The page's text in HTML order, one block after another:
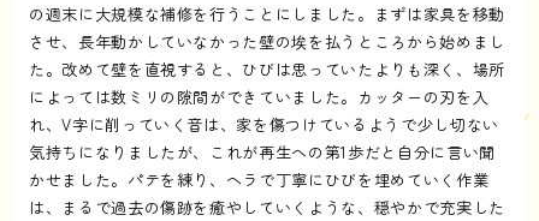
の週末に大規模な補修を行うことにしました。まずは家具を移動
させ、長年動かしていなかった壁の埃を払うところから始めまし
た。改めて壁を直視すると、ひびは思っていたよりも深く、場所
によっては数ミリの隙間ができていました。カッターの刃を入
れ、V字に削っていく音は、家を傷つけているようで少し切ない
気持ちになりましたが、これが再生への第1歩だと自分に言い聞
かせました。パテを練り、ヘラで丁寧にひびを埋めていく作業
は、まるで過去の傷跡を癒やしていくような、穏やかで充実した